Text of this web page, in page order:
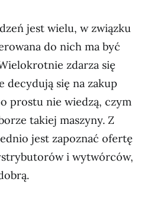
jest wielu, w związku
do nich ma być
zdarza się
decydują się na zakup
prostu nie wiedzą, czym
takiej maszyny. Z
jest zapoznać ofertę
i wytwórców,